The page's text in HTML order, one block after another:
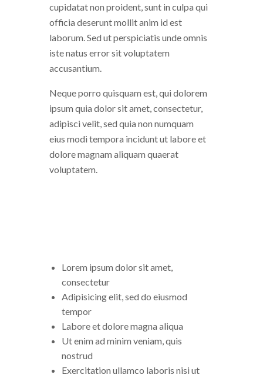
cupidatat non proident, sunt in culpa qui
officia deserunt mollit anim id est
laborum. Sed ut perspiciatis unde omnis
iste natus error sit voluptatem
accusantium.
Neque porro quisquam est, qui dolorem
ipsum quia dolor sit amet, consectetur,
adipisci velit, sed quia non numquam
eius modi tempora incidunt ut labore et
dolore magnam aliquam quaerat
voluptatem.
Lorem ipsum dolor sit amet,
consectetur
Adipisicing elit, sed do eiusmod
tempor
Labore et dolore magna aliqua
Ut enim ad minim veniam, quis
nostrud
Exercitation ullamco laboris nisi ut